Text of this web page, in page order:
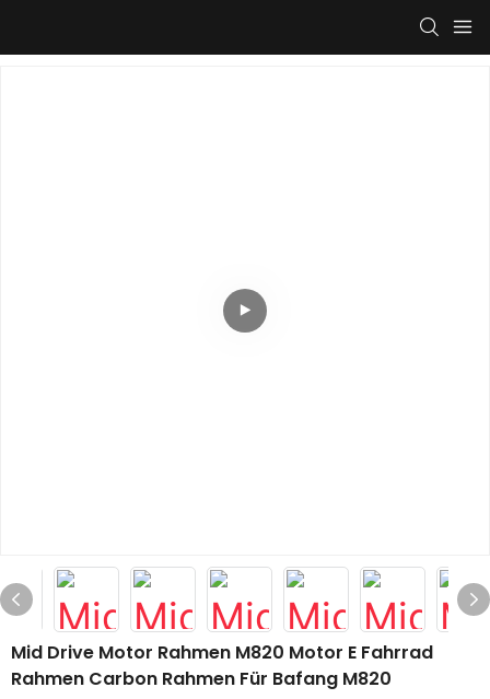
Mid Drive Motor Rahmen M820 Motor E Fahrrad
Rahmen Carbon Rahmen Für Bafang M820